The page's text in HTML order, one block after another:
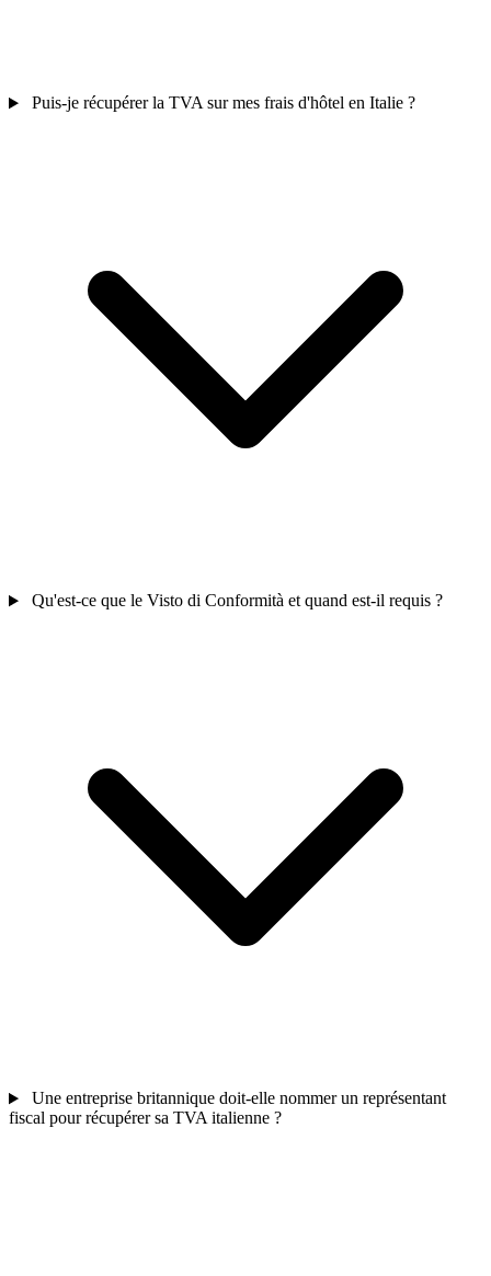
Puis-je récupérer la TVA sur mes frais d'hôtel en Italie ?
Qu'est-ce que le Visto di Conformità et quand est-il requis ?
Une entreprise britannique doit-elle nommer un représentant
fiscal pour récupérer sa TVA italienne ?